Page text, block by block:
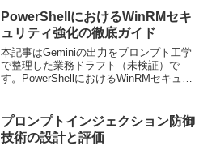
PowerShellにおけるWinRMセキ
ュリティ強化の徹底ガイド
本記事はGeminiの出力をプロンプト工学
で整理した業務ドラフト（未検証）で
す。PowerShellにおけるWinRMセキュリ
PowerShel...
プロンプトインジェクション防御
技術の設計と評価